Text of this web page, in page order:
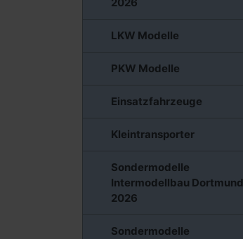
LKW Modelle
PKW Modelle
Einsatzfahrzeuge
Kleintransporter
Sondermodelle
Intermodellbau Dortmund
2026
Sondermodelle